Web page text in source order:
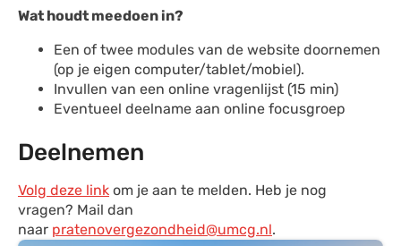
Wat houdt meedoen in?
Een of twee modules van de website doornemen
(op je eigen computer/tablet/mobiel).
Invullen van een online vragenlijst (15 min)
Eventueel deelname aan online focusgroep
Deelnemen
Volg deze link om je aan te melden. Heb je nog
vragen? Mail dan
naar pratenovergezondheid@umcg.nl.